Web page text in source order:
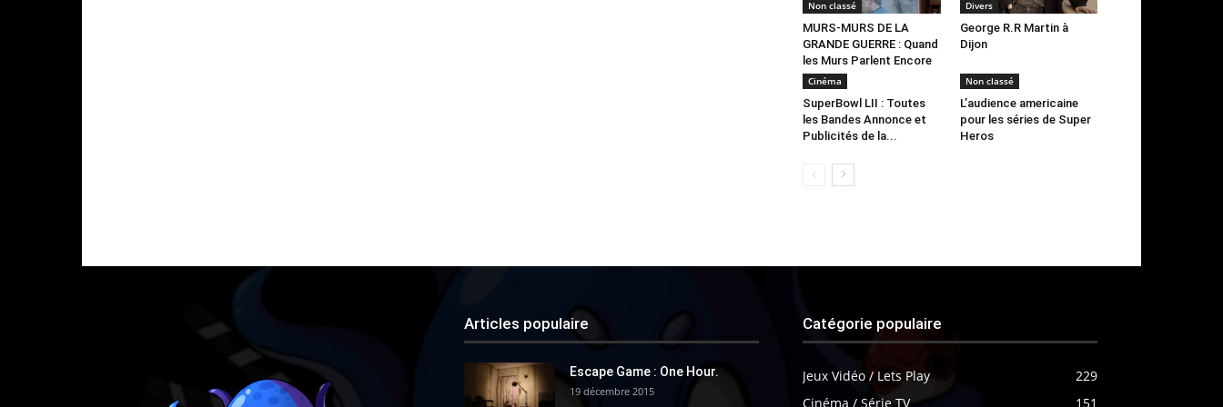
Non classé
MURS-MURS DE LA
GRANDE GUERRE : Quand
les Murs Parlent Encore
Divers
George R.R Martin à
Dijon
Cinéma
SuperBowl LII : Toutes
les Bandes Annonce et
Publicités de la...
Non classé
L’audience americaine
pour les séries de Super
Heros
Articles populaire
Escape Game : One Hour.
19 décembre 2015
Catégorie populaire
Jeux Vidéo / Lets Play
229
Cinéma / Série TV
151